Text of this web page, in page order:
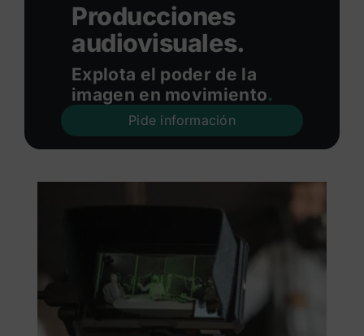
Producciones
audiovisuales.
Explota el poder de la
imagen en movimiento.
Pide información